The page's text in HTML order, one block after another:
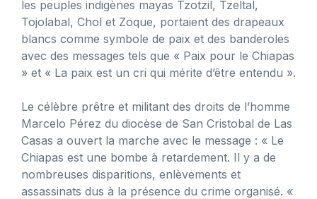
les peuples indigènes mayas Tzotzil, Tzeltal,
Tojolabal, Chol et Zoque, portaient des drapeaux
blancs comme symbole de paix et des banderoles
avec des messages tels que « Paix pour le Chiapas
» et « La paix est un cri qui mérite d’être entendu ».
Le célèbre prêtre et militant des droits de l’homme
Marcelo Pérez du diocèse de San Cristobal de Las
Casas a ouvert la marche avec le message : « Le
Chiapas est une bombe à retardement. Il y a de
nombreuses disparitions, enlèvements et
assassinats dus à la présence du crime organisé. «